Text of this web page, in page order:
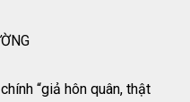
“giả hôn quân, thật